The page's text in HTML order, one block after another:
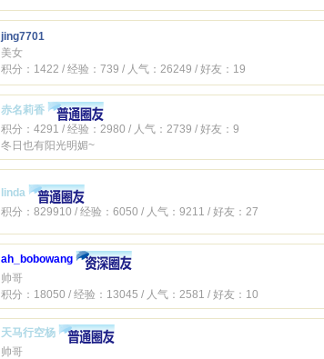
jing7701
美女
积分：1422 / 经验：739 / 人气：26249 / 好友：19
赤名莉香
积分：4291 / 经验：2980 / 人气：2739 / 好友：9
冬日也有阳光明媚~
linda
积分：829910 / 经验：6050 / 人气：9211 / 好友：27
ah_bobowang
帅哥
积分：18050 / 经验：13045 / 人气：2581 / 好友：10
天马行空杨
帅哥